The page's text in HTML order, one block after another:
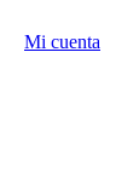
Mi cuenta